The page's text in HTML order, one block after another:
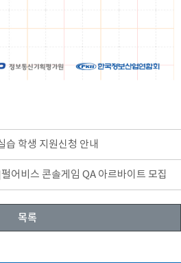
습 학생 지원신청 안내
어비스 콘솔게임 QA 아르바이트 모집
목록